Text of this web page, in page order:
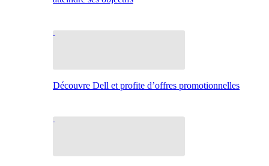
Découvre Dell et profite d’offres promotionnelles